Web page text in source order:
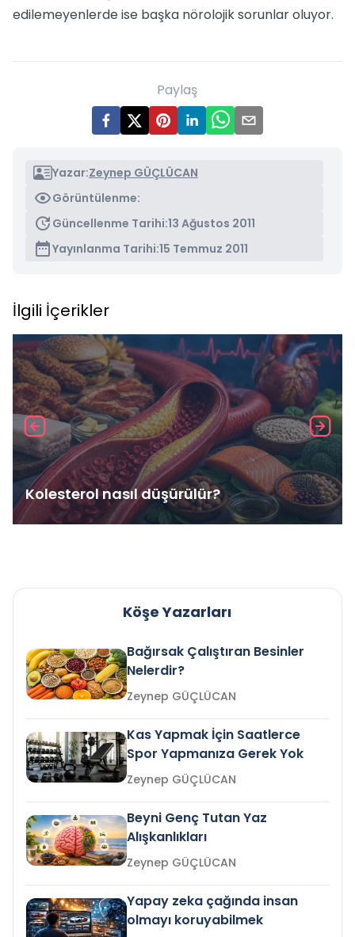
edilemeyenlerde ise başka nörolojik sorunlar oluyor.
Paylaş
Yazar:Zeynep GÜÇLÜCAN
Görüntülenme:
Güncellenme Tarihi:13 Ağustos 2011
Yayınlanma Tarihi:15 Temmuz 2011
İlgili İçerikler
Kolesterol nasıl düşürülür?
Köşe Yazarları
Bağırsak Çalıştıran Besinler
Nelerdir?
Zeynep GÜÇLÜCAN
Kas Yapmak İçin Saatlerce
Spor Yapmanıza Gerek Yok
Zeynep GÜÇLÜCAN
Beyni Genç Tutan Yaz
Alışkanlıkları
Zeynep GÜÇLÜCAN
Yapay zeka çağında insan
olmayı koruyabilmek